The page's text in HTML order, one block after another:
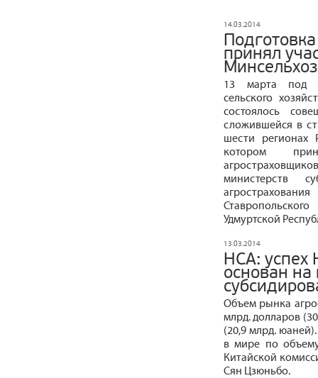
14.03.2014
принял
13 марта под
сельского
состоялось
сложившейся в
шести регионах
котором
министерств
Удмуртской
13.03.2014
НСА: успех
основан на
Объем рынка
млрд. долларов
(20,9 млрд.
в мире по
Китайской
Сян Цзюньбо.